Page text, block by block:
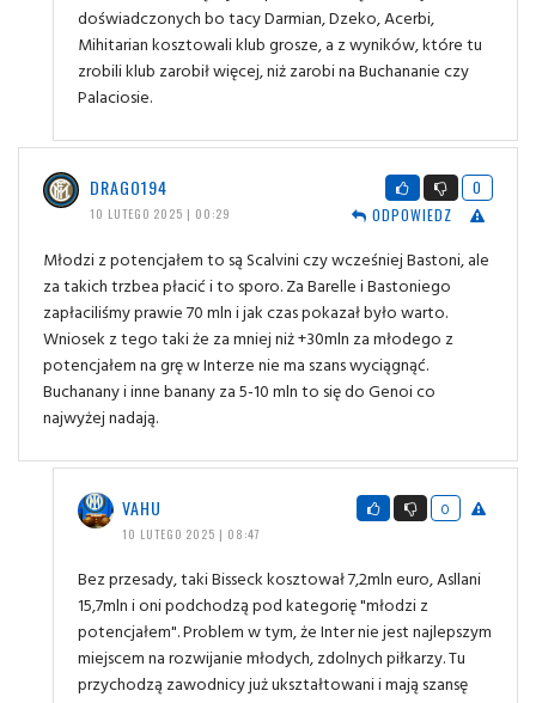
doświadczonych bo tacy Darmian, Dzeko, Acerbi,
Mihitarian kosztowali klub grosze, a z wyników, które tu
zrobili klub zarobił więcej, niż zarobi na Buchananie czy
Palaciosie.
DRAGO194
10 LUTEGO 2025 | 00:29
0
ODPOWIEDZ
Młodzi z potencjałem to są Scalvini czy wcześniej Bastoni, ale
za takich trzbea płacić i to sporo. Za Barelle i Bastoniego
zapłaciliśmy prawie 70 mln i jak czas pokazał było warto.
Wniosek z tego taki że za mniej niż +30mln za młodego z
potencjałem na grę w Interze nie ma szans wyciągnąć.
Buchanany i inne banany za 5-10 mln to się do Genoi co
najwyżej nadają.
VAHU
10 LUTEGO 2025 | 08:47
0
Bez przesady, taki Bisseck kosztował 7,2mln euro, Asllani
15,7mln i oni podchodzą pod kategorię "młodzi z
potencjałem". Problem w tym, że Inter nie jest najlepszym
miejscem na rozwijanie młodych, zdolnych piłkarzy. Tu
przychodzą zawodnicy już ukształtowani i mają szansę